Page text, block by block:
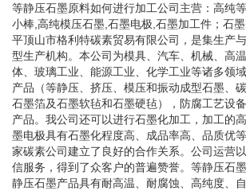
等静压石墨原料如何进行加工公司主营：高纯
小棒,高纯模压石墨,石墨电极,石墨加工件；石
平顶山市格利特碳素贸易有限公司，是集生产
型生产机构。本公司为模具、汽车、机械、高
体、玻璃工业、能源工业、化学工业等诸多领
产品（等静压、挤压、模压和振动成型石墨、
石墨箔及石墨软毡和石墨硬毡），防腐工艺设
产品。我公司还可以进行石墨化加工，加工的
墨电极具有石墨化程度高、成品率高、品质优
家碳素公司建立了良好的合作关系。公司运营
信服务，得到了众客户的普遍赞誉。等静压石
静压石墨产品具有耐高温、耐腐蚀、高纯度、